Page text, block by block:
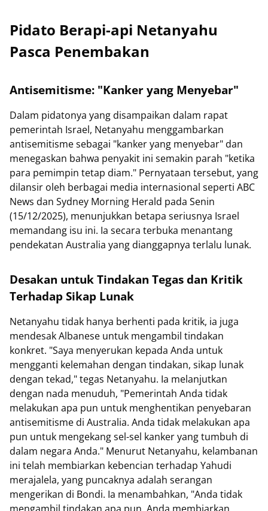
Pidato Berapi-api Netanyahu
Pasca Penembakan
Antisemitisme: "Kanker yang Menyebar"
Dalam pidatonya yang disampaikan dalam rapat
pemerintah Israel, Netanyahu menggambarkan
antisemitisme sebagai "kanker yang menyebar" dan
menegaskan bahwa penyakit ini semakin parah "ketika
para pemimpin tetap diam." Pernyataan tersebut, yang
dilansir oleh berbagai media internasional seperti ABC
News dan Sydney Morning Herald pada Senin
(15/12/2025), menunjukkan betapa seriusnya Israel
memandang isu ini. Ia secara terbuka menantang
pendekatan Australia yang dianggapnya terlalu lunak.
Desakan untuk Tindakan Tegas dan Kritik
Terhadap Sikap Lunak
Netanyahu tidak hanya berhenti pada kritik, ia juga
mendesak Albanese untuk mengambil tindakan
konkret. "Saya menyerukan kepada Anda untuk
mengganti kelemahan dengan tindakan, sikap lunak
dengan tekad," tegas Netanyahu. Ia melanjutkan
dengan nada menuduh, "Pemerintah Anda tidak
melakukan apa pun untuk menghentikan penyebaran
antisemitisme di Australia. Anda tidak melakukan apa
pun untuk mengekang sel-sel kanker yang tumbuh di
dalam negara Anda." Menurut Netanyahu, kelambanan
ini telah membiarkan kebencian terhadap Yahudi
merajalela, yang puncaknya adalah serangan
mengerikan di Bondi. Ia menambahkan, "Anda tidak